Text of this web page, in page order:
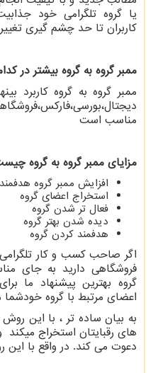
یا گروه تلگرامی خود
کاربران تا حد چشم گیری
ممبر گروه به گروه بیشتر در
ممبر گروه به گروه کاربرد
مناسب است
مزایای ممبر گروه به گروه
افزایش ممبر گروه هدفمند
استخراج اعضای گروه
فعال تر شدن گروه
دیده شدن بهتر گروه
هدفمند کردن گروه
اگر صاحب کسب و کار
فروشگاهی دارید به جای
گروه بهترین پیشنهاد ما
اعضای مرتبط با گروه
به بیان ساده تر ، با این روش
های رقبایتان استخراج
دعوت می کند. در واقع با این